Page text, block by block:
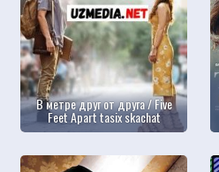
В метре друг от друга / Five
Feet Apart tasix skachat